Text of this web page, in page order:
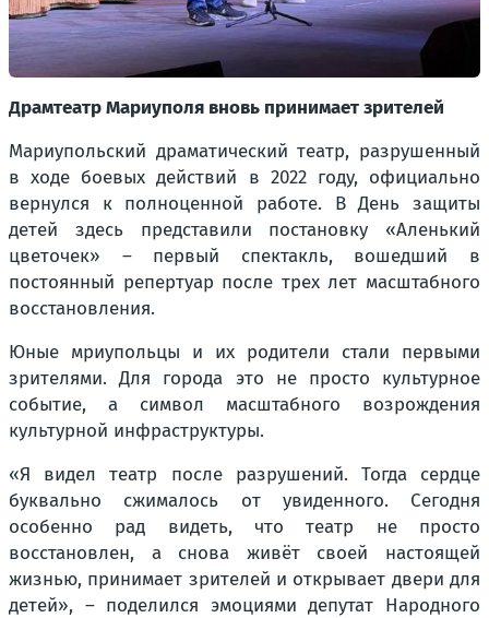
Драмтеатр Мариуполя вновь принимает зрителей
Мариупольский драматический театр, разрушенный
в ходе боевых действий в 2022 году, официально
вернулся к полноценной работе. В День защиты
детей здесь представили постановку «Аленький
цветочек» – первый спектакль, вошедший в
постоянный репертуар после трех лет масштабного
восстановления.
Юные мриупольцы и их родители стали первыми
зрителями. Для города это не просто культурное
событие, а символ масштабного возрождения
культурной инфраструктуры.
«Я видел театр после разрушений. Тогда сердце
буквально сжималось от увиденного. Сегодня
особенно рад видеть, что театр не просто
восстановлен, а снова живёт своей настоящей
жизнью, принимает зрителей и открывает двери для
детей», – поделился эмоциями депутат Народного